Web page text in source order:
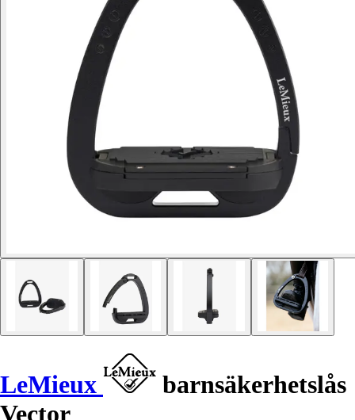
LeMieux
barnsäkerhetslås
Vector